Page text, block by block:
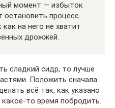
момент — избыток
остановить процесс
на него не хватит
дрожжей.
сладкий сидр, то лучше
Положить сначала
всё так, как указано
то время побродить.